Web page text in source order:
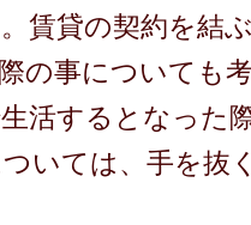
賃貸の契約を結
の事についても
活するとなった
いては、手を抜